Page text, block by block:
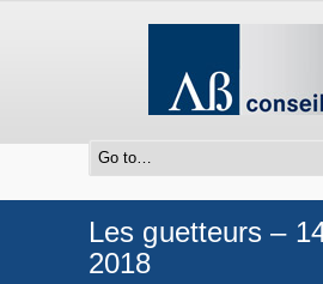
Les guetteurs –
2018